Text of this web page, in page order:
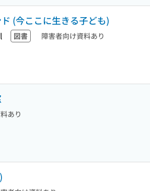
(今ここに生きる子ども)
図書 障害者向け資料あり
あり